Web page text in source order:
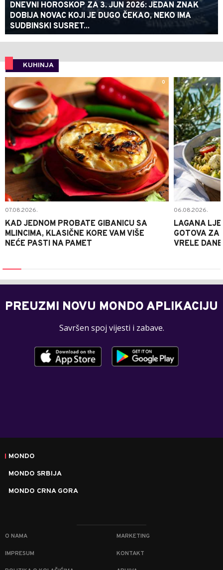
DNEVNI HOROSKOP ZA 3. JUN 2026: JEDAN ZNAK
DOBIJA NOVAC KOJI JE DUGO ČEKAO, NEKO IMA
SUDBINSKI SUSRET...
KUHINJA
0
07.08.2026.
KAD JEDNOM PROBATE GIBANICU SA
MLINCIMA, KLASIČNE KORE VAM VIŠE
NEĆE PASTI NA PAMET
06.08.2026.
LAGANA
GOTOVA ZA
VRELE DANE
PREUZMI NOVU MONDO APLIKACIJU
Savršen spoj vijesti i zabave.
MONDO
MONDO SRBIJA
MONDO CRNA GORA
O NAMA MARKETING
IMPRESUM KONTAKT